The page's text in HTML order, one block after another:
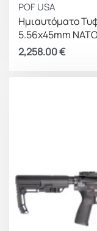
POF USA
Ημιαυτόματο
5.56x45mm
2,258.00€